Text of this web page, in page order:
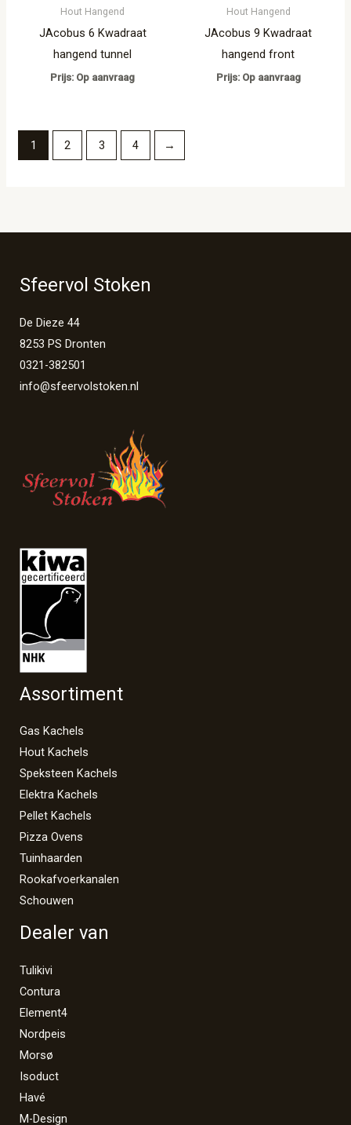
Hout Hangend
JAcobus 6 Kwadraat
hangend tunnel
Prijs: Op aanvraag
Hout Hangend
JAcobus 9 Kwadraat
hangend front
Prijs: Op aanvraag
1 2 3 4 →
Sfeervol Stoken
De Dieze 44
8253 PS Dronten
0321-382501
info@sfeervolstoken.nl
Assortiment
Gas Kachels
Hout Kachels
Speksteen Kachels
Elektra Kachels
Pellet Kachels
Pizza Ovens
Tuinhaarden
Rookafvoerkanalen
Schouwen
Dealer van
Tulikivi
Contura
Element4
Nordpeis
Morsø
Isoduct
Havé
M-Design